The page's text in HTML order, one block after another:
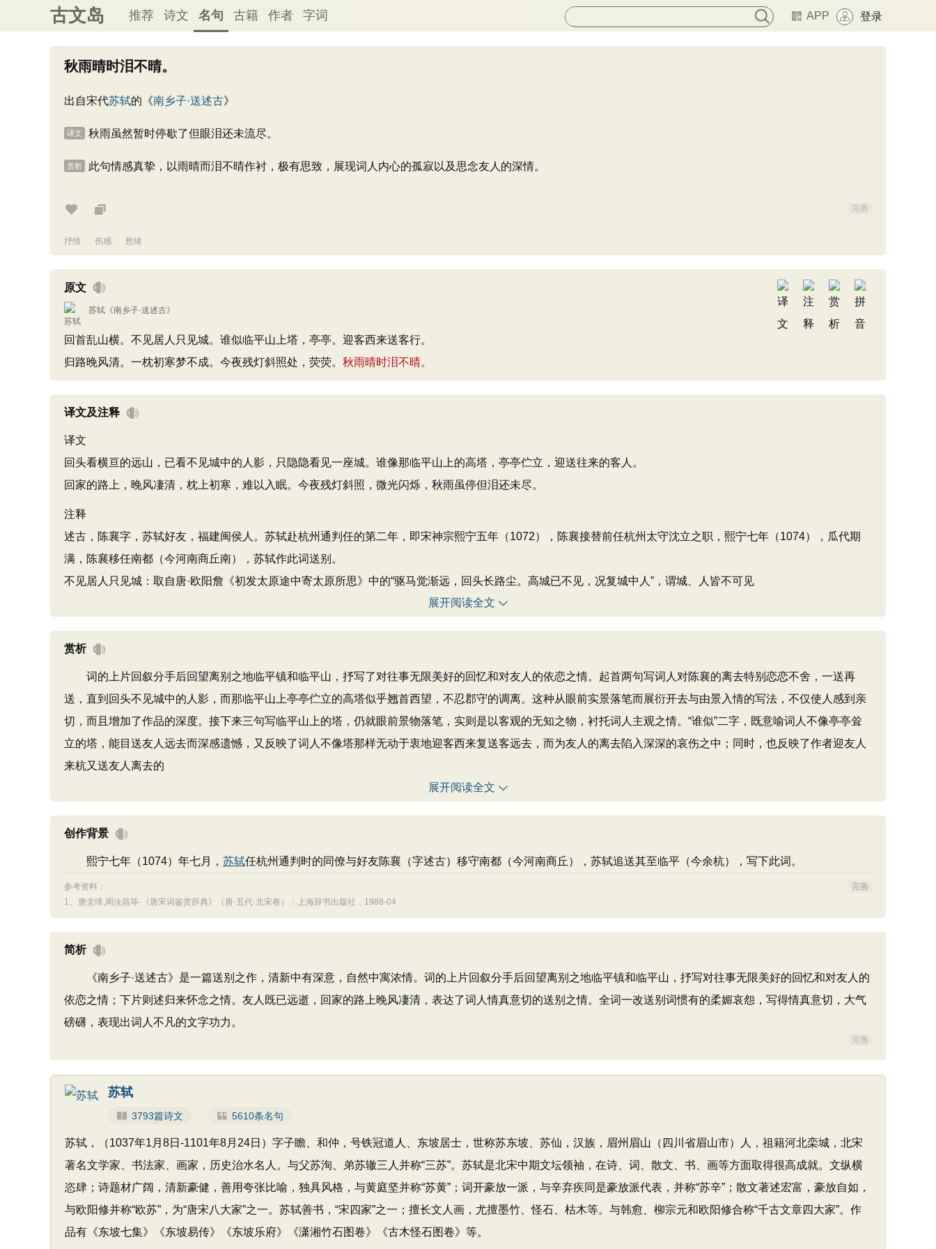
古文岛 推荐 诗文 名句 古籍 作者 字词 APP 登录
秋雨晴时泪不晴。
出自宋代苏轼的《南乡子·送述古》
译文 秋雨虽然暂时停歇了但眼泪还未流尽。
赏析 此句情感真挚，以雨晴而泪不晴作衬，极有思致，展现词人内心的孤寂以及思念友人的深情。
完善
抒情 伤感 愁绪
原文
苏轼 《南乡子·送述古》
回首乱山横。不见居人只见城。谁似临平山上塔，亭亭。迎客西来送客行。
归路晚风清。一枕初寒梦不成。今夜残灯斜照处，荧荧。 秋雨晴时泪不晴。
译文及注释
译文
回头看横亘的远山，已看不见城中的人影，只隐隐看见一座城。谁像那临平山上的高塔，亭亭伫立，迎送往来的客人。
回家的路上，晚风凄清，枕上初寒，难以入眠。今夜残灯斜照，微光闪烁，秋雨虽停但泪还未尽。
注释
述古，陈襄字，苏轼好友，福建闽侯人。苏轼赴杭州通判任的第二年，即宋神宗熙宁五年（1072），陈襄接替前任杭州太守沈立之职，熙宁七年（1074），瓜代期
满，陈襄移任南都（今河南商丘南），苏轼作此词送别。
不见居人只见城：取自唐·欧阳詹《初发太原途中寄太原所思》中的“驱马觉渐远，回头长路尘。高城已不见，况复城中人”，谓城、人皆不可见
展开阅读全文
赏析
词的上片回叙分手后回望离别之地临平镇和临平山，抒写了对往事无限美好的回忆和对友人的依恋之情。起首两句写词人对陈襄的离去特别恋恋不舍，一送再
送，直到回头不见城中的人影，而那临平山上亭亭伫立的高塔似乎翘首西望，不忍郡守的调离。这种从眼前实景落笔而展衍开去与由景入情的写法，不仅使人感到亲
切，而且增加了作品的深度。接下来三句写临平山上的塔，仍就眼前景物落笔，实则是以客观的无知之物，衬托词人主观之情。“谁似”二字，既意喻词人不像亭亭耸
立的塔，能目送友人远去而深感遗憾，又反映了词人不像塔那样无动于衷地迎客西来复送客远去，而为友人的离去陷入深深的哀伤之中；同时，也反映了作者迎友人
来杭又送友人离去的
展开阅读全文
创作背景
熙宁七年（1074）年七月， 苏轼任杭州通判时的同僚与好友陈襄（字述古）移守南都（今河南商丘），苏轼追送其至临平（今余杭），写下此词。
参考资料：
完善
1、
唐圭璋,周汝昌等·《唐宋词鉴赏辞典》（唐·五代·北宋卷）：上海辞书出版社，1988-04
简析
《南乡子·送述古》是一篇送别之作，清新中有深意，自然中寓浓情。词的上片回叙分手后回望离别之地临平镇和临平山，抒写对往事无限美好的回忆和对友人的
依恋之情；下片则述归来怀念之情。友人既已远逝，回家的路上晚风凄清，表达了词人情真意切的送别之情。全词一改送别词惯有的柔媚哀怨，写得情真意切，大气
磅礴，表现出词人不凡的文字功力。
完善
苏轼
3793篇诗文 5610条名句
苏轼，（1037年1月8日-1101年8月24日）字子瞻、和仲，号铁冠道人、东坡居士，世称苏东坡、苏仙，汉族，眉州眉山（四川省眉山市）人，祖籍河北栾城，北宋
著名文学家、书法家、画家，历史治水名人。与父苏洵、弟苏辙三人并称“三苏”。苏轼是北宋中期文坛领袖，在诗、词、散文、书、画等方面取得很高成就。文纵横
恣肆；诗题材广阔，清新豪健，善用夸张比喻，独具风格，与黄庭坚并称“苏黄”；词开豪放一派，与辛弃疾同是豪放派代表，并称“苏辛”；散文著述宏富，豪放自如，
与欧阳修并称“欧苏”，为“唐宋八大家”之一。苏轼善书，“宋四家”之一；擅长文人画，尤擅墨竹、怪石、枯木等。与韩愈、柳宗元和欧阳修合称“千古文章四大家”。作
品有《东坡七集》《东坡易传》《东坡乐府》《潇湘竹石图卷》《古木怪石图卷》等。